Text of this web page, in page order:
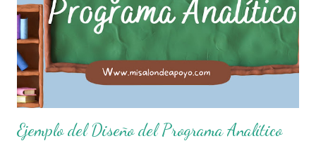
Cuidado mi higiene personal. 3. Levanto la mano para
hablar. 4. Pido permiso para ir al baño 5. Deposito la
basura en su lugar. 6. Cumplo con mis útiles esc...
Ejemplo del Diseño del Programa Analítico